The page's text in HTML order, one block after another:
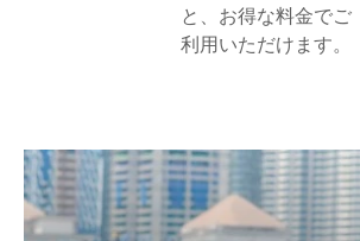
と、お得な料金でご
利用いただけます。